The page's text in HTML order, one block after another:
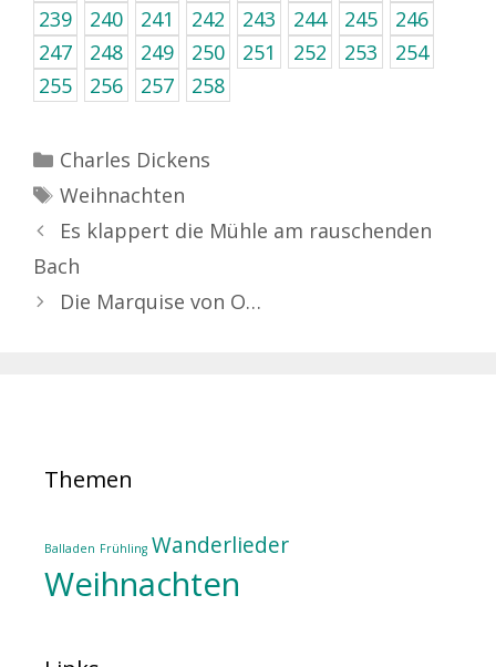
239
240 241 242 243 244 245
246
247
248 249 250 251 252 253
254
255
256 257 258
Kategorien
Charles Dickens
Schlagwörter
Weihnachten
Es klappert die Mühle am rauschenden
Bach
Die Marquise von O…
Themen
Balladen Frühling Wanderlieder
Weihnachten